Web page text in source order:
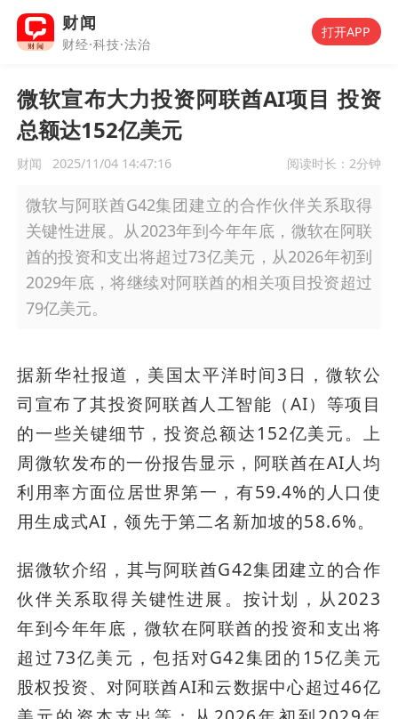
财闻
财经·科技·法治
打开APP
微软宣布大力投资阿联酋AI项目 投资
总额达152亿美元
财闻 2025/11/04 14:47:16 阅读时长： 2分钟
微软与阿联酋G42集团建立的合作伙伴关系取得
关键性进展。从2023年到今年年底，微软在阿联
酋的投资和支出将超过73亿美元，从2026年初到
2029年底，将继续对阿联酋的相关项目投资超过
79亿美元。
据新华社报道，美国太平洋时间3日，微软公
司宣布了其投资阿联酋人工智能（AI）等项目
的一些关键细节，投资总额达152亿美元。上
周微软发布的一份报告显示，阿联酋在AI人均
利用率方面位居世界第一，有59.4%的人口使
用生成式AI，领先于第二名新加坡的58.6%。
据微软介绍，其与阿联酋G42集团建立的合作
伙伴关系取得关键性进展。按计划，从2023
年到今年年底，微软在阿联酋的投资和支出将
超过73亿美元，包括对G42集团的15亿美元
股权投资、对阿联酋AI和云数据中心超过46亿